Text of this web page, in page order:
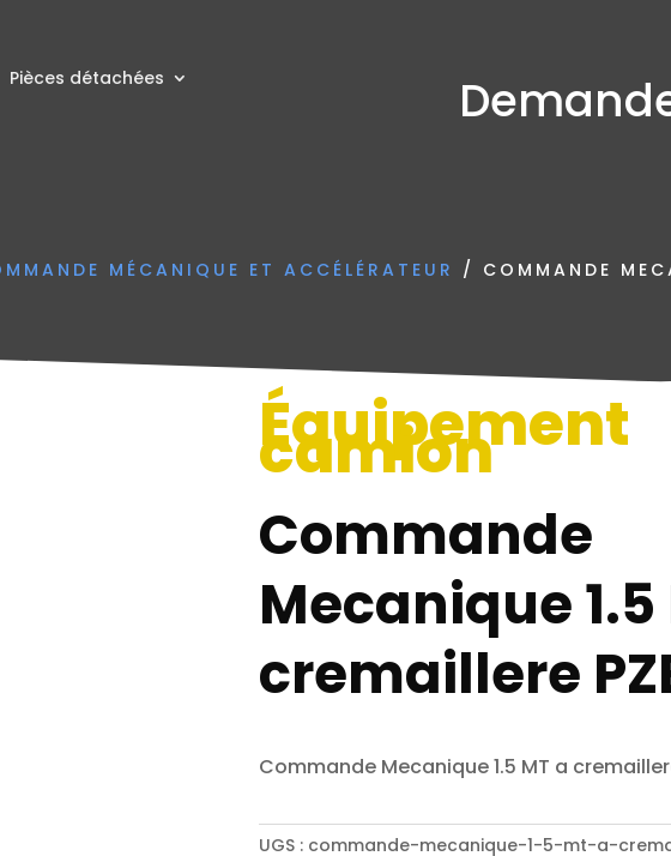
Pièces détachées
MÉCANIQUE ET ACCÉLÉRATEUR / COMMANDE
Équipement
camion
Commande
Mecanique 1.5
cremaillere
Commande Mecanique 1.5 MT a
UGS : commande-mecanique-1-5-mt-a-